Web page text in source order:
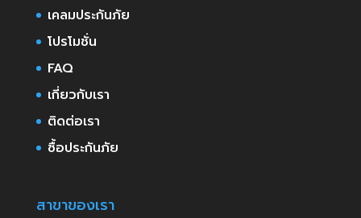
เคลมประกันภัย
โปรโมชั่น
FAQ
เกี่ยวกับเรา
ติดต่อเรา
ซื้อประกันภัย
สาขาของเรา